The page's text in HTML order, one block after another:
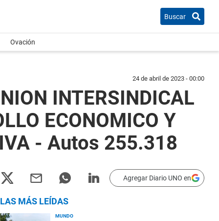
Buscar
Ovación
24 de abril de 2023 - 00:00
INTERSINDICAL
ECONOMICO Y
- Autos 255.318
Agregar Diario UNO en
LAS MÁS LEÍDAS
MUNDO